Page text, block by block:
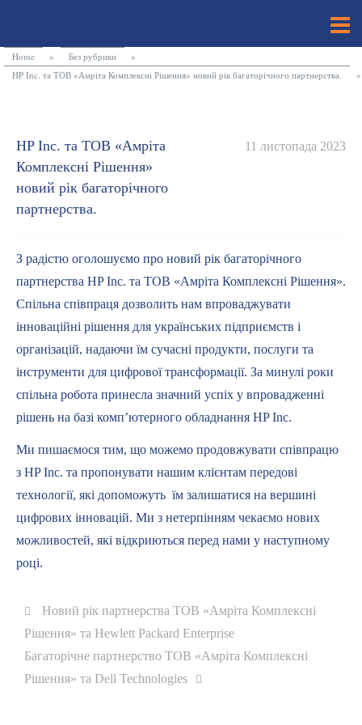
Home » Без рубрики
»
HP Inc. та ТОВ «Амріта Комплексні Рішення» новий рік багаторічного партнерства.
»
HP Inc. та ТОВ «Амріта
Комплексні Рішення»
новий рік багаторічного
партнерства.
11 листопада 2023
З радістю оголошуємо про новий рік багаторічного
партнерства HP Inc. та ТОВ «Амріта Комплексні Рішення».
Спільна співпраця дозволить нам впроваджувати
інноваційні рішення для українських підприємств і
організацій, надаючи їм сучасні продукти, послуги та
інструменти для цифрової трансформації. За минулі роки
спільна робота принесла значний успіх у впровадженні
рішень на базі комп’ютерного обладнання HP Inc.
Ми пишаємося тим, що можемо продовжувати співпрацю
з HP Inc. та пропонувати нашим клієнтам передові
технології, які допоможуть їм залишатися на вершині
цифрових інновацій. Ми з нетерпінням чекаємо нових
можливостей, які відкриються перед нами у наступному
році.
Навигация
по
записям
Предыдущая
запись:
Новий рік партнерства ТОВ «Амріта Комплексні
Рішення» та Hewlett Packard Enterprise
Следующая
запись:
Багаторічне партнерство ТОВ «Амріта Комплексні
Рішення» та Dell Technologies